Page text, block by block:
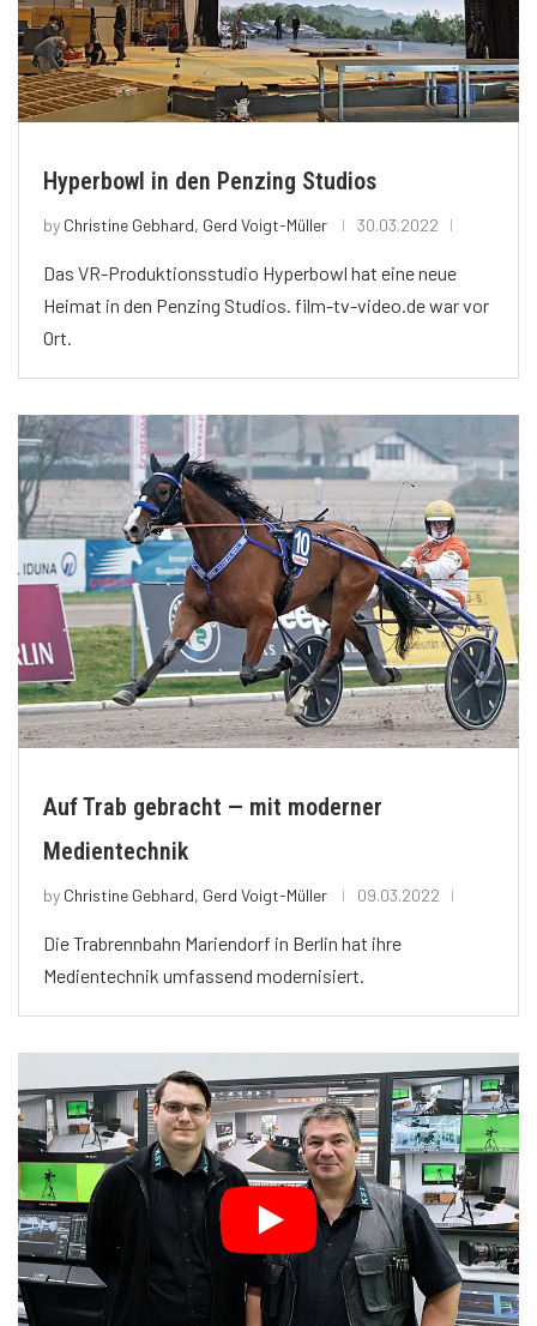
Hyperbowl in den Penzing Studios
by Christine Gebhard, Gerd Voigt-Müller 30.03.2022
Das VR-Produktionsstudio Hyperbowl hat eine neue
Heimat in den Penzing Studios. film-tv-video.de war vor
Ort.
Auf Trab gebracht — mit moderner
Medientechnik
by Christine Gebhard, Gerd Voigt-Müller 09.03.2022
Die Trabrennbahn Mariendorf in Berlin hat ihre
Medientechnik umfassend modernisiert.